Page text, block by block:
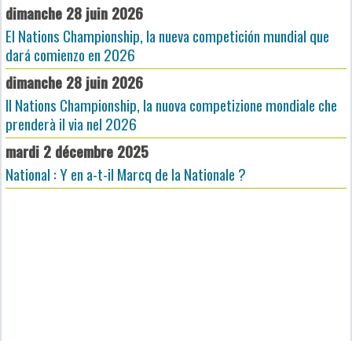
dimanche 28 juin 2026
El Nations Championship, la nueva competición mundial que
dará comienzo en 2026
dimanche 28 juin 2026
Il Nations Championship, la nuova competizione mondiale che
prenderà il via nel 2026
mardi 2 décembre 2025
National : Y en a-t-il Marcq de la Nationale ?